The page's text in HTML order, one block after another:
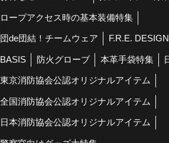
ロープアクセス時の基本装備特集
団de団結！チームウェア F.R.E.
BASIS 防火グローブ 本革手袋特集
東京消防協会公認オリジナルアイテム
全国消防協会公認オリジナルアイテム
日本消防協会公認オリジナルアイテム